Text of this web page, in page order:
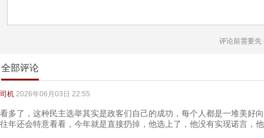
评论前需要先
全部评论
司机 2026年06月03日 22:55
看多了，这种民主选举其实是政客们自己的成功，每个人都是一堆美好
往年还会特意看看，今年就是直接扔掉，他选上了，他没有实现诺言，